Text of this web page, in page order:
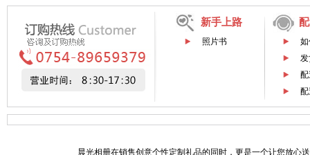
新手上路
照片书
晨光相册在销售创意个性定制礼品的同时，更是一个让您放心